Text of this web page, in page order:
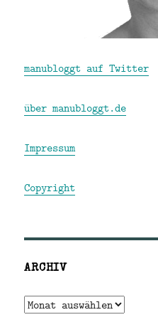
manubloggt auf Twitter
über manubloggt.de
Impressum
Copyright
ARCHIV
Archiv